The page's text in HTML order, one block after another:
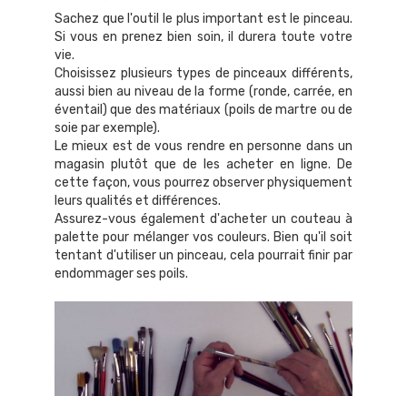
Sachez que l'outil le plus important est le pinceau.
Si vous en prenez bien soin, il durera toute votre
vie.
Choisissez plusieurs types de pinceaux différents,
aussi bien au niveau de la forme (ronde, carrée, en
éventail) que des matériaux (poils de martre ou de
soie par exemple).
Le mieux est de vous rendre en personne dans un
magasin plutôt que de les acheter en ligne. De
cette façon, vous pourrez observer physiquement
leurs qualités et différences.
Assurez-vous également d'acheter un couteau à
palette pour mélanger vos couleurs. Bien qu'il soit
tentant d'utiliser un pinceau, cela pourrait finir par
endommager ses poils.